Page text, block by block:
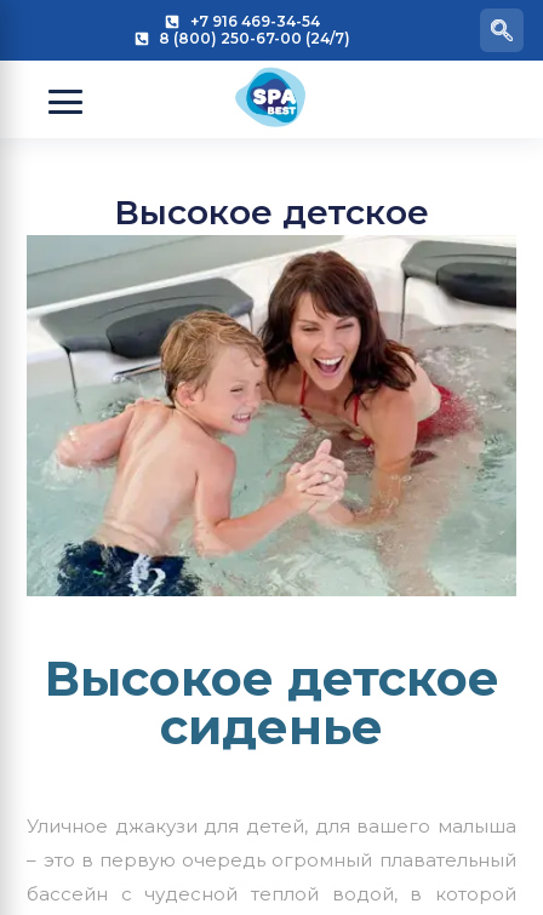
+7 916 469-34-54
8 (800) 250-67-00 (24/7)
Высокое детское
сиденье
Высокое детское
сиденье
Уличное джакузи для детей, для вашего малыша
– это в первую очередь огромный плавательный
бассейн с чудесной теплой водой, в которой